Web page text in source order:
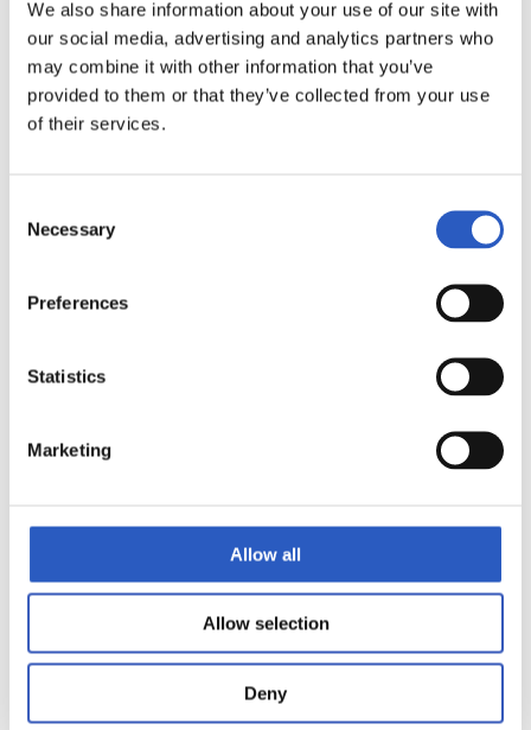
We also share information about your use of our site with
our social media, advertising and analytics partners who
may combine it with other information that you’ve
provided to them or that they’ve collected from your use
of their services.
Selection
Necessary
Preferences
Statistics
Marketing
Allow all
Allow selection
Deny
LALIGA GENUINE